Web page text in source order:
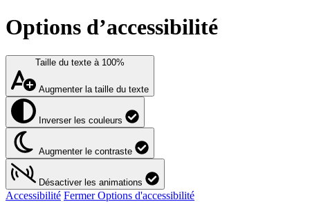
Options d’accessibilité
Taille du texte à 100%
Augmenter la taille du texte
Inverser les couleurs
Augmenter le contraste
Désactiver les animations
Accessibilité Fermer Options d'accessibilité